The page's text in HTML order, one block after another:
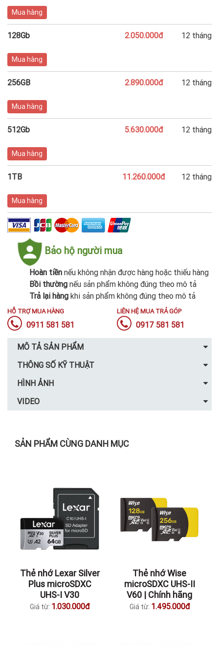
Mua hàng
128Gb 2.050.000đ 12 tháng
Mua hàng
256GB 2.890.000đ 12 tháng
Mua hàng
512Gb 5.630.000đ 12 tháng
Mua hàng
1TB 11.260.000đ 12 tháng
Mua hàng
Bảo hộ người mua
Hoàn tiền nếu không nhận được hàng hoặc thiếu hàng
Bồi thường nếu sản phẩm không đúng theo mô tả
Trả lại hàng khi sản phẩm không đúng theo mô tả
HỖ TRỢ MUA HÀNG
0911 581 581
LIÊN HỆ MUA TRẢ GÓP
0917 581 581
MÔ TẢ SẢN PHẨM
THÔNG SỐ KỸ THUẬT
HÌNH ẢNH
VIDEO
SẢN PHẨM CÙNG DANH MỤC
Thẻ nhớ Lexar Silver
Plus microSDXC
UHS-I V30
Giá từ: 1.030.000đ
Thẻ nhớ Wise
microSDXC UHS-II
V60 | Chính hãng
Giá từ: 1.495.000đ